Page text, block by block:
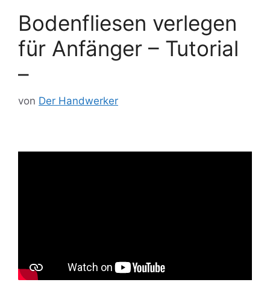
Bodenfliesen verlegen
für Anfänger – Tutorial
–
von Der Handwerker